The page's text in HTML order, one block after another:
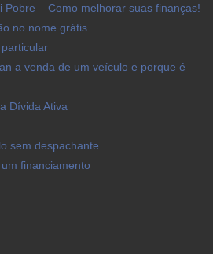
Pobre – Como melhorar suas finanças!
no nome grátis
a venda de um veículo e porque é
Dívida Ativa
sem despachante
financiamento